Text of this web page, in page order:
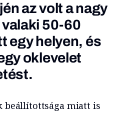
az volt a nagy
50-60
egy helyen, és
oklevelet
beállítottsága miatt is